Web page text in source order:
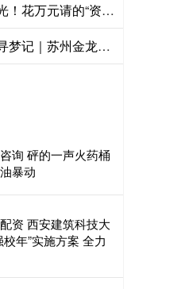
散户配资在线登录 央视曝光！花万元请的“资深高报师”，两个月速成、开口全是AI写的稿
配资吧官网最新信息 足球寻梦记｜苏州金龙的全球“主场”
询 砰的一声火药桶
暴动
资 西安建筑科技大
年”实施方案 全力